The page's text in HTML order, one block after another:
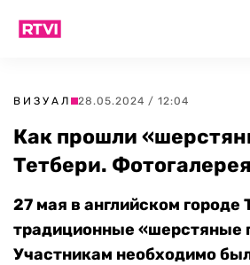
ВИЗУАЛ 28.05.2024 / 12:04
Как прошли
Тетбери. Фотогалерея
27 мая в английском городе
традиционные «шерстяные
Участникам необходимо